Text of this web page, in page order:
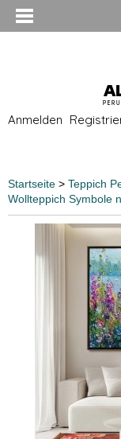
Anmelden
Startseite > Teppich
Wollteppich Symbole